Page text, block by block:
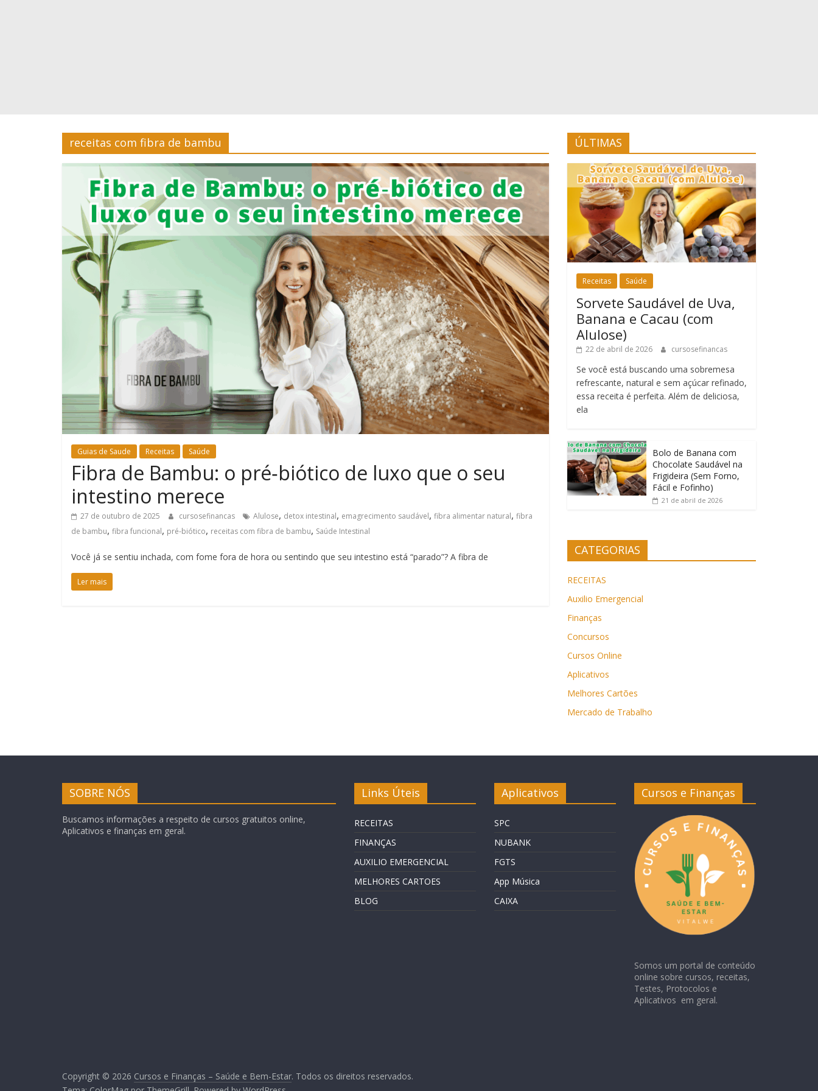
Bem-
Estar
receitas com fibra de bambu
Guias de Saude Receitas Saúde
Fibra de Bambu: o pré‑biótico de luxo que o seu
intestino merece
27 de outubro de 2025 cursosefinancas Alulose, detox intestinal, emagrecimento saudável, fibra alimentar natural, fibra
de bambu, fibra funcional, pré-biótico, receitas com fibra de bambu, Saúde Intestinal
Você já se sentiu inchada, com fome fora de hora ou sentindo que seu intestino está “parado”? A fibra de
Ler mais
ÚLTIMAS
Receitas Saúde
Sorvete Saudável de Uva,
Banana e Cacau (com
Alulose)
22 de abril de 2026 cursosefinancas
Se você está buscando uma sobremesa
refrescante, natural e sem açúcar refinado,
essa receita é perfeita. Além de deliciosa,
ela
Bolo de Banana com
Chocolate Saudável na
Frigideira (Sem Forno,
Fácil e Fofinho)
21 de abril de 2026
CATEGORIAS
RECEITAS
Auxilio Emergencial
Finanças
Concursos
Cursos Online
Aplicativos
Melhores Cartões
Mercado de Trabalho
SOBRE NÓS
Buscamos informações a respeito de cursos gratuitos online,
Aplicativos e finanças em geral.
Links Úteis
RECEITAS
FINANÇAS
AUXILIO EMERGENCIAL
MELHORES CARTOES
BLOG
Aplicativos
SPC
NUBANK
FGTS
App Música
CAIXA
Cursos e Finanças
Somos um portal de conteúdo
online sobre cursos, receitas,
Testes, Protocolos e
Aplicativos em geral.
Copyright © 2026 Cursos e Finanças – Saúde e Bem-Estar. Todos os direitos reservados.